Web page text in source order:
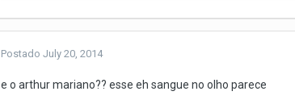
Postado July 20, 2014
e o arthur mariano?? esse eh sangue no olho parece